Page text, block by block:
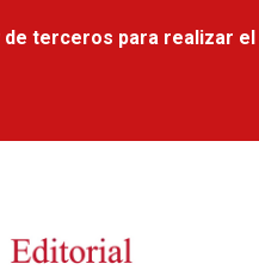
terceros para realizar